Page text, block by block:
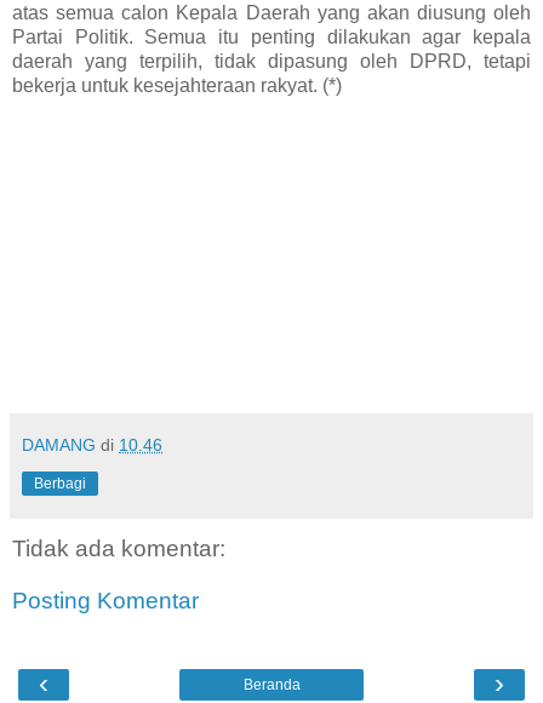
atas semua calon Kepala Daerah yang akan diusung oleh
Partai Politik. Semua itu penting dilakukan agar kepala
daerah yang terpilih, tidak dipasung oleh DPRD, tetapi
bekerja untuk kesejahteraan rakyat. (*)
DAMANG di 10.46
Berbagi
Tidak ada komentar:
Posting Komentar
‹ ›
Beranda